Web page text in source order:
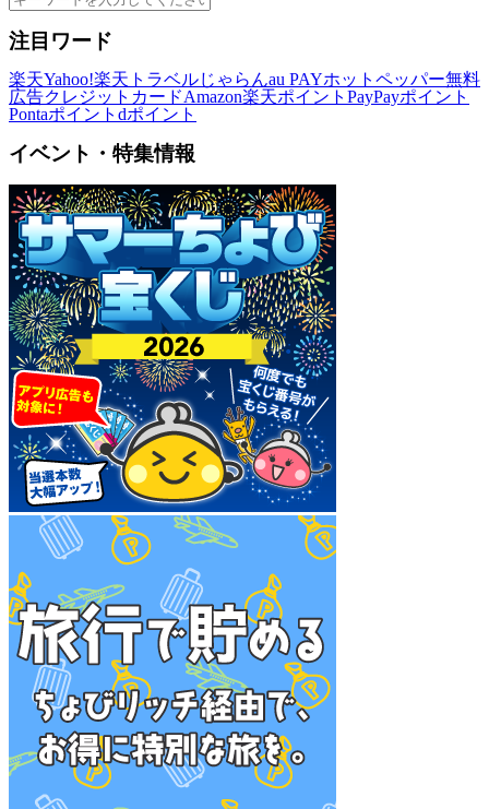
注目ワード
楽天Yahoo!楽天トラベルじゃらんau PAYホットペッパー無料
広告クレジットカードAmazon楽天ポイント PayPayポイント
Pontaポイント dポイント
イベント・特集情報